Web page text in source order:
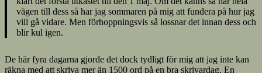
vägen till dess så har jag sommaren på mig att fundera på hur jag
vill gå vidare. Men förhoppningsvis så lossnar det innan dess och
blir kul igen.
De här fyra dagarna gjorde det dock tydligt för mig att jag inte kan
räkna med att skriva mer än 1500 ord på en bra skrivardag. En